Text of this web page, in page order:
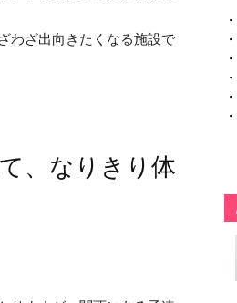
わざ出向きたくなる施設で
、なりきり体
・
・
・
・
・
・